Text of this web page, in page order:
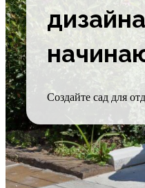
Создайте сад для